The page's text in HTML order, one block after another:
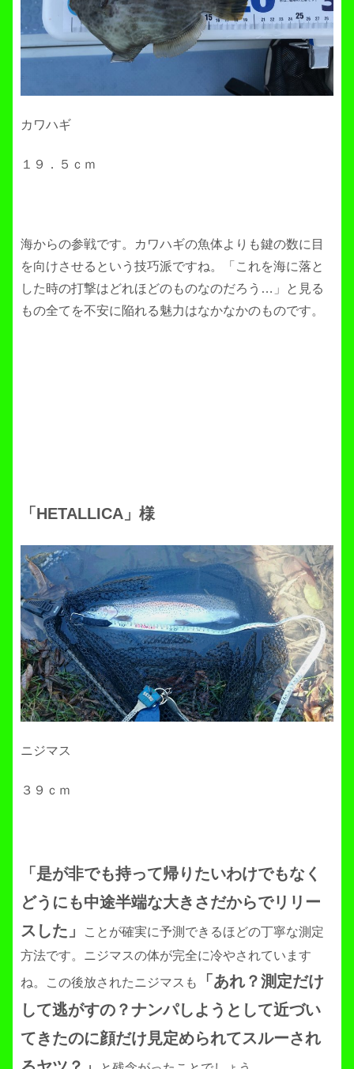
カワハギ
１９．５ｃｍ
海からの参戦です。カワハギの魚体よりも鍵の数に目
を向けさせるという技巧派ですね。「これを海に落と
した時の打撃はどれほどのものなのだろう…」と見る
もの全てを不安に陥れる魅力はなかなかのものです。
「HETALLICA」様
ニジマス
３９ｃｍ
「是が非でも持って帰りたいわけでもなく
どうにも中途半端な大きさだからでリリー
スした」
ことが確実に予測できるほどの丁寧な測定
方法です。ニジマスの体が完全に冷やされています
ね。この後放されたニジマスも
「あれ？測定だけ
して逃がすの？ナンパしようとして近づい
てきたのに顔だけ見定められてスルーされ